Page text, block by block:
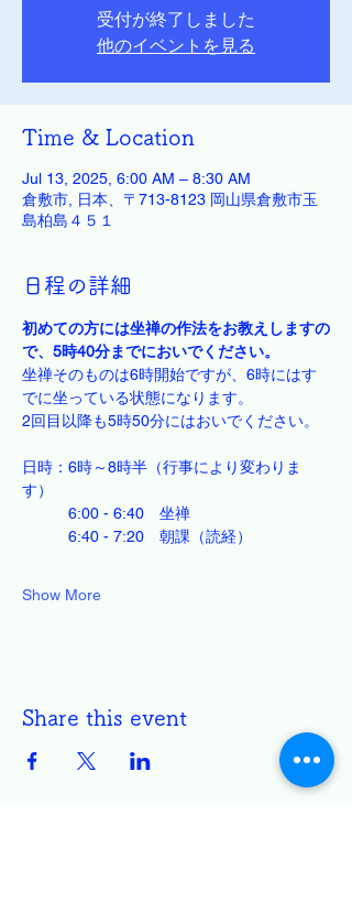
受付が終了しました
他のイベントを見る
Time & Location
Jul 13, 2025, 6:00 AM – 8:30 AM
倉敷市, 日本、〒713-8123 岡山県倉敷市玉
島柏島４５１
日程の詳細
初めての方には坐禅の作法をお教えしますの
で、5時40分までにおいでください。
坐禅そのものは6時開始ですが、6時にはす
でに坐っている状態になります。
2回目以降も5時50分にはおいでください。
日時：6時～8時半（行事により変わりま
す）
6:00 - 6:40　坐禅
6:40 - 7:20　朝課（読経）
Show More
Share this event